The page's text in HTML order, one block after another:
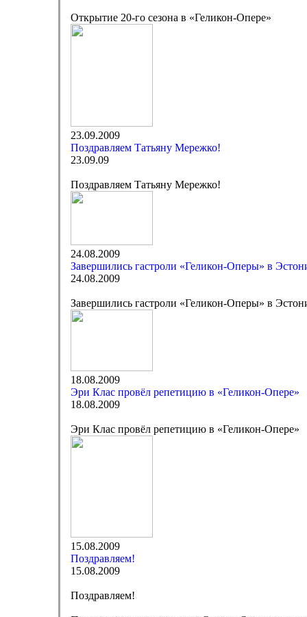
Открытие 20-го сезона в «Геликон-Опере»
23.09.2009
Поздравляем Татьяну Мережко!
23.09.09
Поздравляем Татьяну Мережко!
24.08.2009
Завершились гастроли «Геликон-Оперы» в
24.08.2009
Завершились гастроли «Геликон-Оперы» в
18.08.2009
Эри Клас провёл репетицию в «Геликон-Опере»
18.08.2009
Эри Клас провёл репетицию в «Геликон-Опере»
15.08.2009
Поздравляем!
15.08.2009
Поздравляем!